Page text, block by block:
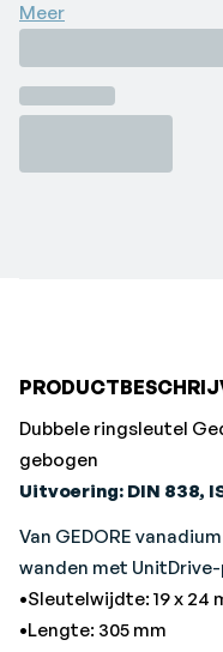
•Ringdikte: 13 x 14,4 mm
Meer
Dubbele ringsleutel
gebogen
Uitvoering: DIN 838,
Van GEDORE
wanden met
•Sleutelwijdte: 19 x 24
•Lengte: 305 mm